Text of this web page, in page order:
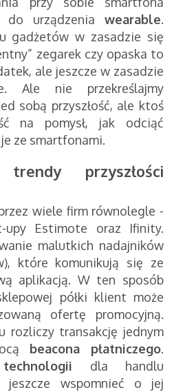
do urządzenia wearable.
gadżetów w zasadzie się
zegarek czy opaska to
ale jeszcze w zasadzie
Ale nie przekreślajmy
sobą przyszłość, ale ktoś
na pomysł, jak odciąć
ze smartfonami.
trendy przyszłości
wiele firm równolegle -
Estimote oraz Ifinity.
malutkich nadajników
które komunikują się ze
aplikacją. W ten sposób
półki klient może
ofertę promocyjną.
rozliczy transakcję jednym
beacona płatniczego.
technologii dla handlu
jeszcze wspomnieć o jej